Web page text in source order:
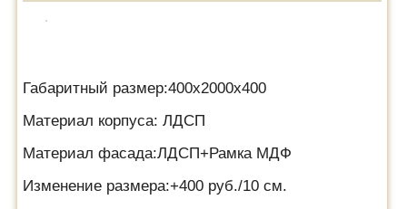
Габаритный размер:400х2000х400
Материал корпуса: ЛДСП
Материал фасада:ЛДСП+Рамка МДФ
Изменение размера:+400 руб./10 см.